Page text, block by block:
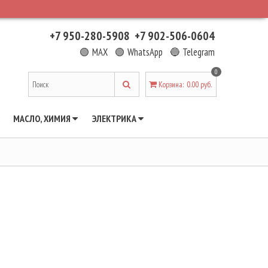
+7 950-280-5908 +7 902-506-0604
🟢 MAX 🟢 WhatsApp 🔵 Telegram
Корзина:
0
0.00 руб.
МАСЛО, ХИМИЯ ЭЛЕКТРИКА